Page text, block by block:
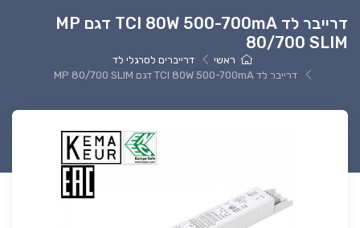
דרייבר לד TCI 80W 500-700mA דגם MP
80/700 SLIM
ראשי
דרייברים לסרגלי לד
דרייבר לד TCI 80W 500-700mA דגם MP 80/700 SLIM